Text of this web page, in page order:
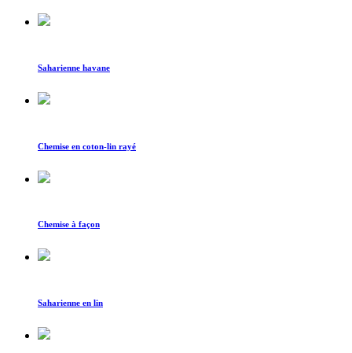
Saharienne havane
Chemise en coton-lin rayé
Chemise à façon
Saharienne en lin